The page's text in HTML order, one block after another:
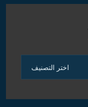
اختر التصنيف